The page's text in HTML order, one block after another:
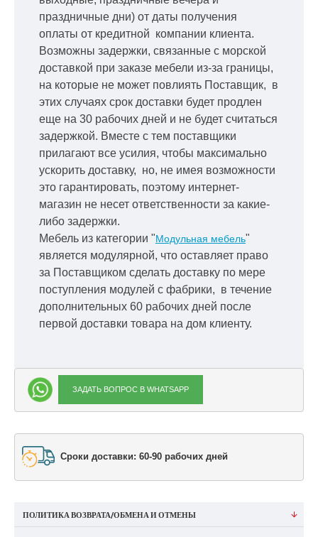
праздничные дни) от даты получения
оплаты от кредитной компании клиента.
Возможны задержки, связанные с морской
доставкой при заказе мебели из-за границы,
на которые не может повлиять Поставщик, в
этих случаях срок доставки будет продлен
еще на 30 рабочих дней и не будет считаться
задержкой. Вместе с тем поставщики
прилагают все усилия, чтобы максимально
ускорить доставку, но, не имея возможности
это гарантировать, поэтому интернет-
магазин не несет ответственности за какие-
либо задержки.
Мебель из категории "Модульная мебель"
является модулярной, что оставляет право
за Поставщиком сделать доставку по мере
поступления модулей с фабрики, в течение
дополнительных 60 рабочих дней после
первой доставки товара на дом клиенту.
ЗАДАТЬ ВОПРОС В WHATSAPP
Сроки доставки: 60-90 рабочих дней
ПОЛИТИКА ВОЗВРАТА/ОБМЕНА И ОТМЕНЫ